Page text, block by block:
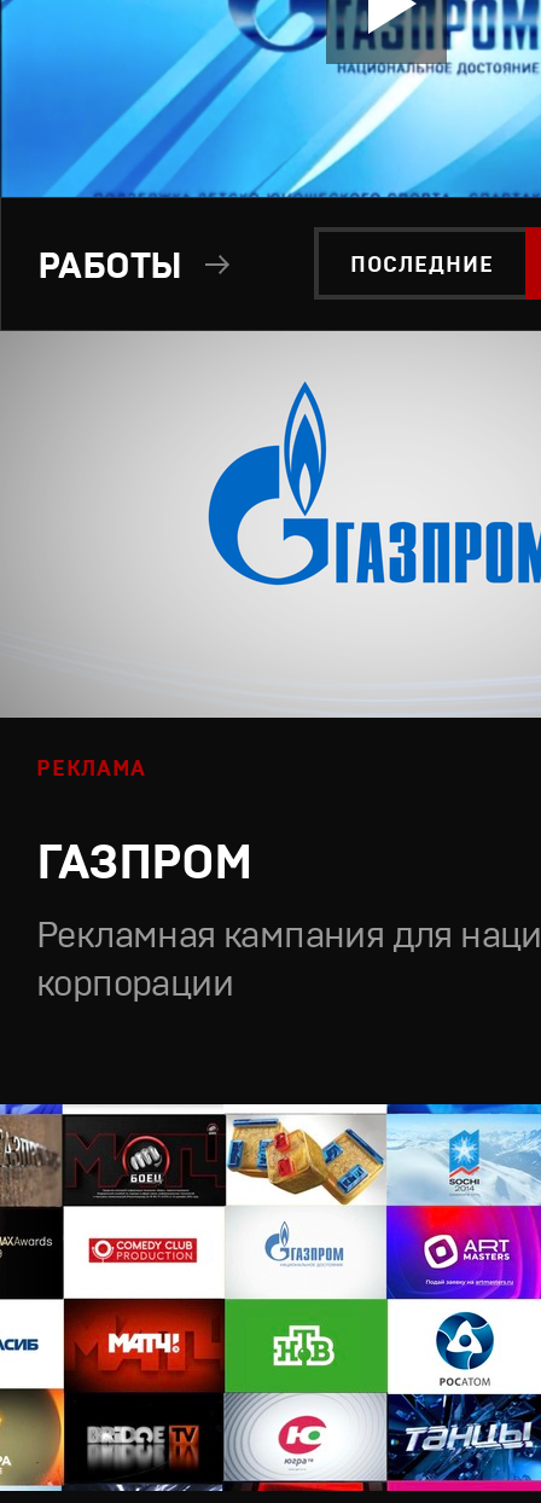
ПОСЛЕДНИЕ
РАБОТЫ
РЕКЛАМА
ГАЗПРОМ
Рекламная кампания для
корпорации